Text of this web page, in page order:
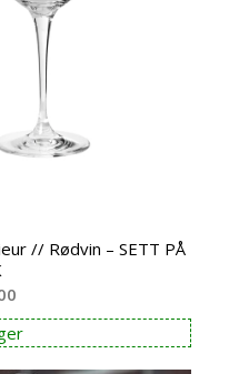
// Rødvin – SETT PÅ